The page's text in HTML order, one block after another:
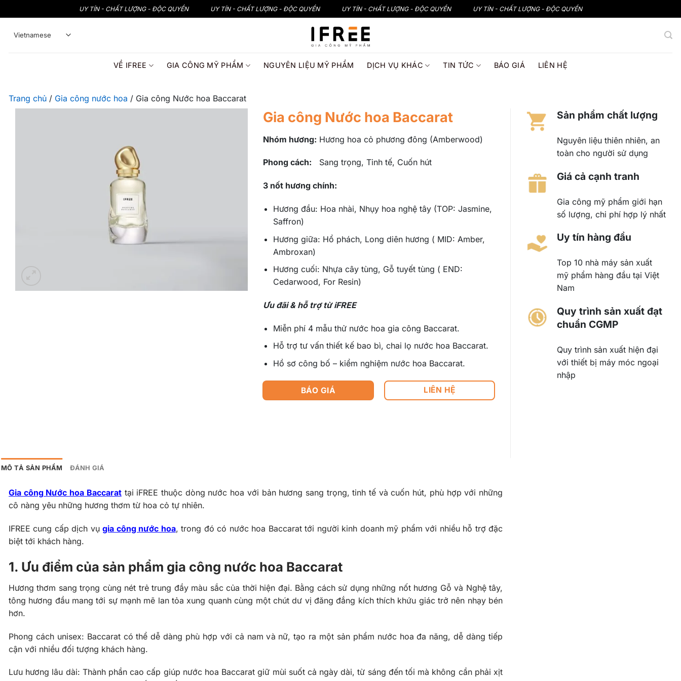
qua
UY TÍN - CHẤT LƯỢNG - ĐỘC QUYỀN UY TÍN - CHẤT LƯỢNG - ĐỘC QUYỀN UY TÍN - CHẤT LƯỢNG - ĐỘC QUYỀN UY TÍN - CHẤT LƯỢNG - ĐỘC QUYỀN
VỀ IFREE GIA CÔNG MỸ PHẨM NGUYÊN LIỆU MỸ PHẨM DỊCH VỤ KHÁC TIN TỨC BÁO GIÁ LIÊN HỆ
Trang chủ / Gia công nước hoa / Gia công Nước hoa Baccarat
Sản phẩm chất lượng
Nguyên liệu thiên nhiên, an
toàn cho người sử dụng
Giá cả cạnh tranh
Gia công mỹ phẩm giới hạn
số lượng, chi phí hợp lý nhất
Uy tín hàng đầu
Top 10 nhà máy sản xuất
mỹ phẩm hàng đầu tại Việt
Nam
Quy trình sản xuất đạt
chuẩn CGMP
Quy trình sản xuất hiện đại
với thiết bị máy móc ngoại
nhập
Gia công Nước hoa Baccarat
Nhóm hương: Hương hoa cỏ phương đông (Amberwood)
Phong cách: Sang trọng, Tinh tế, Cuốn hút
3 nốt hương chính:
Hương đầu: Hoa nhài, Nhụy hoa nghệ tây (TOP: Jasmine,
Saffron)
Hương giữa: Hổ phách, Long diên hương ( MID: Amber,
Ambroxan)
Hương cuối: Nhựa cây tùng, Gỗ tuyết tùng ( END:
Cedarwood, For Resin)
Ưu đãi & hỗ trợ từ iFREE
Miễn phí 4 mẫu thử nước hoa gia công Baccarat.
Hỗ trợ tư vấn thiết kế bao bì, chai lọ nước hoa Baccarat.
Hồ sơ công bố – kiểm nghiệm nước hoa Baccarat.
BÁO GIÁ LIÊN HỆ
MÔ TẢ SẢN PHẨM ĐÁNH GIÁ
Gia công Nước hoa Baccarattại iFREE thuộc dòng nước hoa với bản hương sang trọng, tinh tế và cuốn hút, phù hợp với những
cô nàng yêu những hương thơm từ hoa cỏ tự nhiên.
IFREE cung cấp dịch vụgia công nước hoa, trong đó có nước hoa Baccarat tới người kinh doanh mỹ phẩm với nhiều hỗ trợ đặc
biệt tới khách hàng.
1. Ưu điểm của sản phẩm gia công nước hoa Baccarat
Hương thơm sang trọng cùng nét trẻ trung đầy màu sắc của thời hiện đại. Bằng cách sử dụng những nốt hương Gỗ và Nghệ tây,
tông hương đầu mang tới sự mạnh mẽ lan tỏa xung quanh cùng một chút dư vị đăng đắng kích thích khứu giác trở nên nhạy bén
hơn.
Phong cách unisex: Baccarat có thể dễ dàng phù hợp với cả nam và nữ, tạo ra một sản phẩm nước hoa đa năng, dễ dàng tiếp
cận với nhiều đối tượng khách hàng.
Lưu hương lâu dài: Thành phần cao cấp giúp nước hoa Baccarat giữ mùi suốt cả ngày dài, từ sáng đến tối mà không cần phải xịt